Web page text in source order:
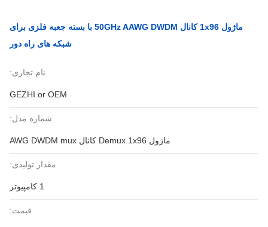
ماژول 1x96 کانال 50GHz AAWG DWDM با بسته جعبه فلزی برای
شبکه های راه دور
نام تجاری:
GEZHI or OEM
شماره مدل:
ماژول Demux 1x96 کانال AWG DWDM mux
مقدار تولیدی:
1 کامپیوتر
قیمت: